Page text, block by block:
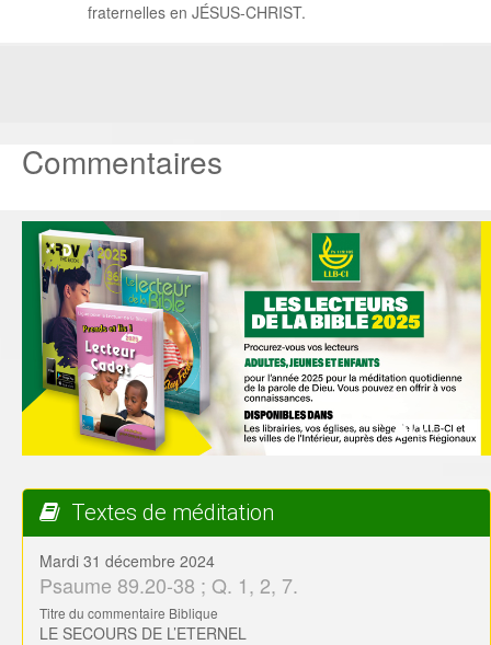
fraternelles en JÉSUS-CHRIST.
Commentaires
Textes de méditation
Mardi 31 décembre 2024
Psaume 89.20-38 ; Q. 1, 2, 7.
Titre du commentaire Biblique
LE SECOURS DE L’ETERNEL